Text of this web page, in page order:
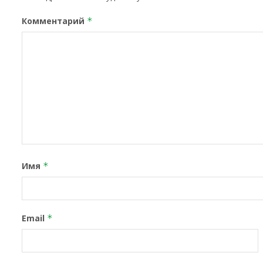
Комментарий *
Имя *
Email *